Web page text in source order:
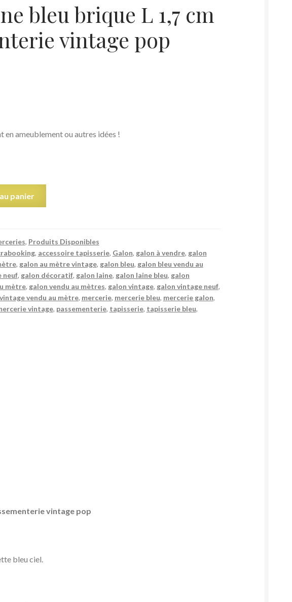
bleu brique L 1,7 cm
vintage pop
en ameublement ou autres idées !
panier
, Produits Disponibles
, accessoire tapisserie, Galon, galon à vendre, galon
, galon au mètre vintage, galon bleu, galon bleu vendu au
neuf, galon décoratif, galon laine, galon laine bleu, galon
mètre, galon vendu au mètres, galon vintage, galon vintage neuf,
vendu au mètre, mercerie, mercerie bleu, mercerie galon,
vintage, passementerie, tapisserie, tapisserie bleu,
vintage pop
bleu ciel.